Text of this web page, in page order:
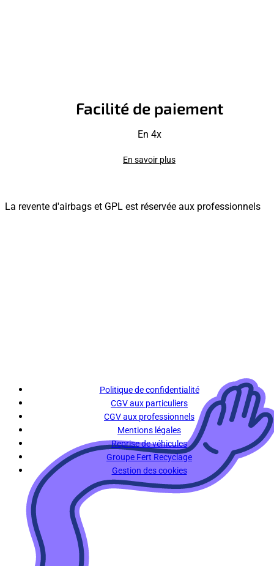
Facilité de paiement
En 4x
En savoir plus
La revente d'airbags et GPL est réservée aux professionnels
Politique de confidentialité
CGV aux particuliers
CGV aux professionnels
Mentions légales
Reprise de véhicules
Groupe Fert Recyclage
Gestion des cookies